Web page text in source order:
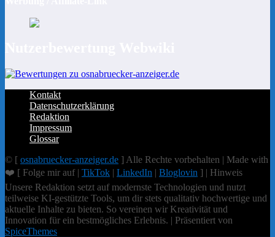
Kontakt
Datenschutzerklärung
Redaktion
Impressum
Glossar
© [ osnabruecker-anzeiger.de ] Alle Rechte vorbehalten | Made with
❤️ [ Folge mir auf | TikTok | LinkedIn | Bloglovin ] | Hinweis
Unsere Redaktion setzt auf modernste Technologien und nutzt
teilweise KI-gestützte Tools, um dir stets qualitativ hochwertige und
aktuelle Inhalte zu bieten. So vereinen wir Kreativität und
Innovation für ein bestmögliches Erlebnis. | Präsentiert von
SpiceThemes